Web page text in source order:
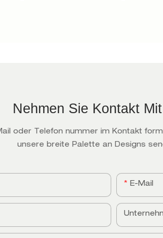
Nehmen Sie Kontakt
oder Telefon nummer im Kontakt
unsere breite Palette an Designs
E-Mail